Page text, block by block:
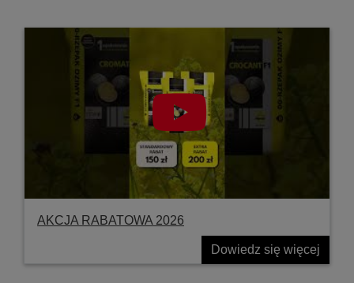
AKCJA RABATOWA 2026
Dowiedz się więcej